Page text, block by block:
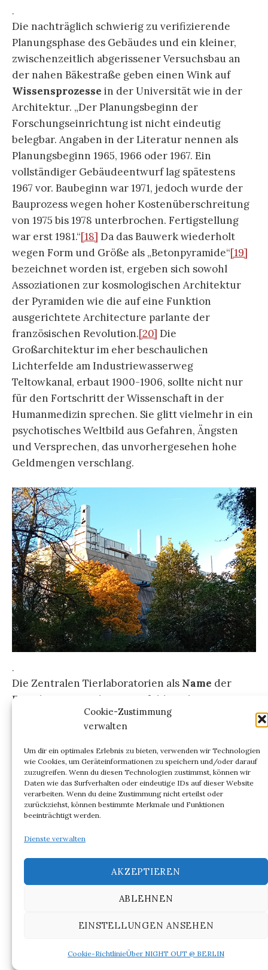
Cookie-Zustimmung
verwalten
Um dir ein optimales Erlebnis zu bieten, verwenden wir Technologien
wie Cookies, um Geräteinformationen zu speichern und/oder darauf
zuzugreifen. Wenn du diesen Technologien zustimmst, können wir
Daten wie das Surfverhalten oder eindeutige IDs auf dieser Website
verarbeiten. Wenn du deine Zustimmung nicht erteilst oder
zurückziehst, können bestimmte Merkmale und Funktionen
beeinträchtigt werden.
Dienste verwalten
AKZEPTIEREN
ABLEHNEN
EINSTELLUNGEN ANSEHEN
Cookie-RichtlinieÜber NIGHT OUT @ BERLIN
.
Die nachträglich schwierig zu verifizierende
Planungsphase des Gebäudes und ein kleiner,
zwischenzeitlich abgerissener Versuchsbau an
der nahen Bäkestraße geben einen Wink auf
Wissensprozesse in der Universität wie in der
Architektur. „Der Planungsbeginn der
Forschungseinrichtung ist nicht eindeutig
belegbar. Angaben in der Literatur nennen als
Planungsbeginn 1965, 1966 oder 1967. Ein
vollständiger Gebäudeentwurf lag spätestens
1967 vor. Baubeginn war 1971, jedoch wurde der
Bauprozess wegen hoher Kostenüberschreitung
von 1975 bis 1978 unterbrochen. Fertigstellung
war erst 1981.“[18] Da das Bauwerk wiederholt
wegen Form und Größe als „Betonpyramide“[19]
bezeichnet worden ist, ergeben sich sowohl
Assoziationen zur kosmologischen Architektur
der Pyramiden wie die auf eine Funktion
ausgerichtete Architecture parlante der
französischen Revolution.[20] Die
Großarchitektur im eher beschaulichen
Lichterfelde am Industriewasserweg
Teltowkanal, erbaut 1900-1906, sollte nicht nur
für den Fortschritt der Wissenschaft in der
Humanmedizin sprechen. Sie glitt vielmehr in ein
psychotisches Weltbild aus Gefahren, Ängsten
und Versprechen, das unvorhergesehen hohe
Geldmengen verschlang.
.
Die Zentralen Tierlaboratorien als Name der
Forschungseinrichtung verfehlt nicht weniger
als der des Mäusebunkers die Ausmaße und die
weit über Tierversuche hinausweisenden
Wissensprozesse und das Begehren, vom
Menschen wissen zu wollen. In singulärer Weise
wird der Baukörper zu einer Ausformung der
Wissenschaften, ihrer Versprechen und ihrer
Dynamiken zwischen 1960 und 1980. Wann und
ultimatives Wissensprojekt verwandelte, lässt
sich schwer rekonstruieren. Doch die zeitliche
Nähe zum Apollo-Raumfahrtprogramm 1961 bis
1972 hinterließ ihre Spuren im Baukörper. Das
Wissenschaftshistoriker Hans-Jörg Rheinberger
Wissenschaft untersucht. Das als Zentrale